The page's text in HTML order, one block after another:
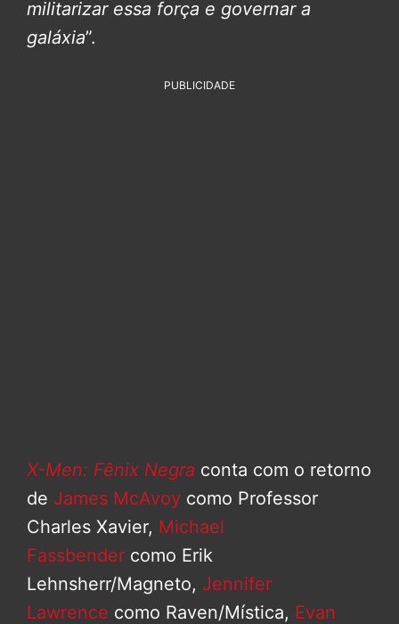
militarizar essa força e governar a
galáxia”.
PUBLICIDADE
X-Men: Fênix Negra conta com o retorno
de James McAvoy como Professor
Charles Xavier, Michael
Fassbender como Erik
Lehnsherr/Magneto, Jennifer
Lawrence como Raven/Mística, Evan